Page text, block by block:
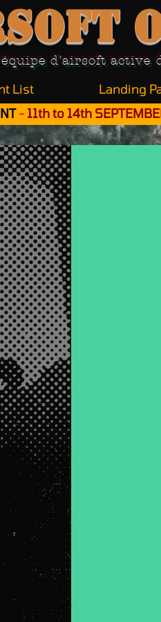
d'airsoft active
List Landing
- 11th to 14th